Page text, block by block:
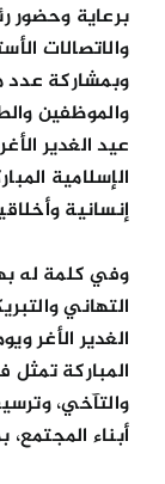
برعاية وحضور
والاتصالات
وبمشاركة عدد
والموظفين
عيد الغدير
الإسلامية
إنسانية
وفي كلمة له
التهاني
الغدير الأغر
المباركة تمثل
والتآخي،
أبناء